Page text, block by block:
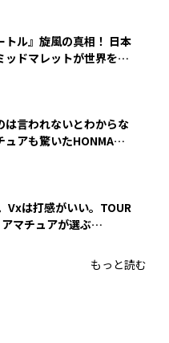
トル』旋風の真相！ 日本
ッドマレットが世界を席
は言われないとわからな
ュアも驚いたHONMA
Vxは打感がいい。TOUR
マチュアが選ぶ
もっと読む